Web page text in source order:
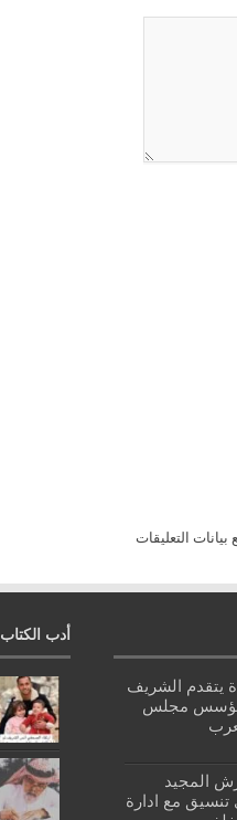
التعليقات
يتقدم الشريف
مجلس
المجيد
تنسيق مع ادارة
أدب الكتاب